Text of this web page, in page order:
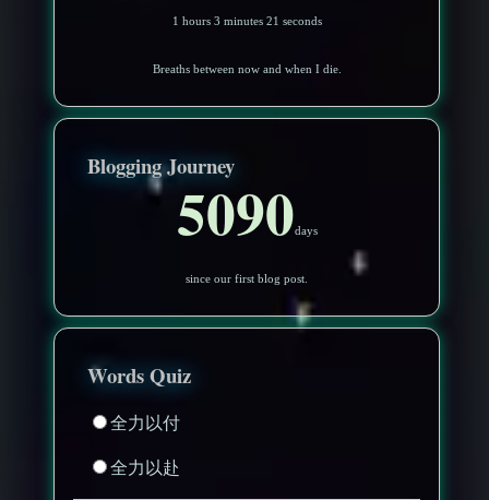
1 hours 3 minutes 18 seconds
Breaths between now and when I die.
Blogging Journey
5090days
since our first blog post.
Words Quiz
全力以付
全力以赴